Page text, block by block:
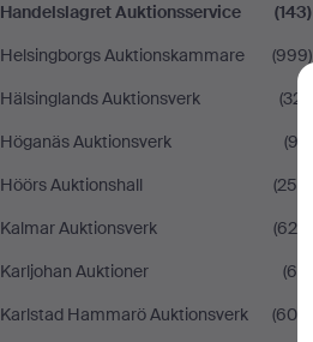
Handelslagret Auktionsservice
(143)
Helsingborgs Auktionskammare
(999)
Hälsinglands Auktionsverk
(321)
Höganäs Auktionsverk
(92)
Höörs Auktionshall
(250)
Kalmar Auktionsverk
(629)
Karljohan Auktioner
(66)
Karlstad Hammarö Auktionsverk
(605)